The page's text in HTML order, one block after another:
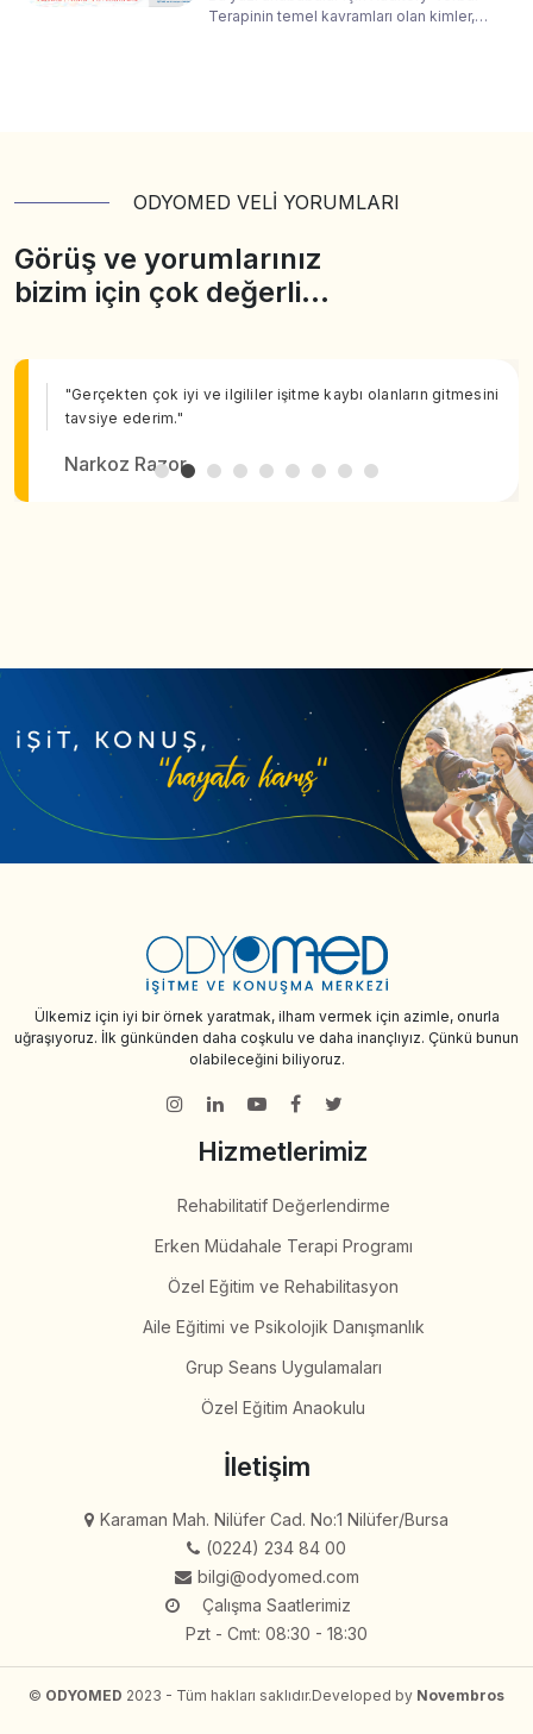
Terapinin temel kavramları olan kimler,
ODYOMED VELİ YORUMLARI
Görüş ve yorumlarınız
bizim için çok değerli…
"Gerçekten çok iyi ve ilgililer işitme kaybı olanların gitmesini
tavsiye ederim."
Narkoz Razor
Ülkemiz için iyi bir örnek yaratmak, ilham vermek için azimle, onurla
uğraşıyoruz. İlk günkünden daha coşkulu ve daha inançlıyız. Çünkü bunun
olabileceğini biliyoruz.
Hizmetlerimiz
Rehabilitatif Değerlendirme
Erken Müdahale Terapi Programı
Özel Eğitim ve Rehabilitasyon
Aile Eğitimi ve Psikolojik Danışmanlık
Grup Seans Uygulamaları
Özel Eğitim Anaokulu
İletişim
Karaman Mah. Nilüfer Cad. No:1 Nilüfer/Bursa
(0224) 234 84 00
bilgi@odyomed.com
Çalışma Saatlerimiz
Pzt - Cmt: 08:30 - 18:30
© ODYOMED 2023 - Tüm hakları saklıdır.Developed by Novembros